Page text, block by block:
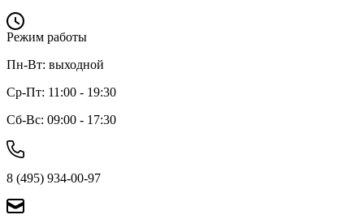
Режим работы
Пн-Вт: выходной
Ср-Пт: 11:00 - 19:30
Сб-Вс: 09:00 - 17:30
8 (495) 934-00-97